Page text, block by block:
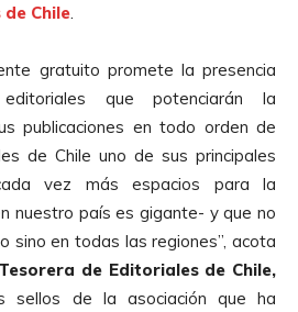
Chile
gratuito promete la presencia
que potenciarán la
publicaciones en todo orden de
de Chile uno de sus principales
vez más espacios para la
nuestro país es gigante- y que no
sino en todas las regiones”, acota
de Editoriales de Chile,
sellos de la asociación que ha